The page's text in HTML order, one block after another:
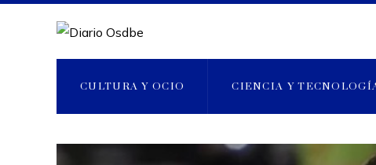
CULTURA Y OCIO CIENCIA Y